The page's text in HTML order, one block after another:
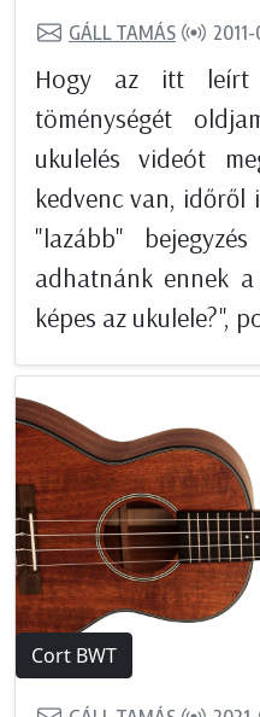
GÁLL TAMÁS
Hogy az itt leírt
töménységét
ukulelés videót
kedvenc van, időről
"lazább"
adhatnánk ennek
képes az ukulele?",
Cort BWT